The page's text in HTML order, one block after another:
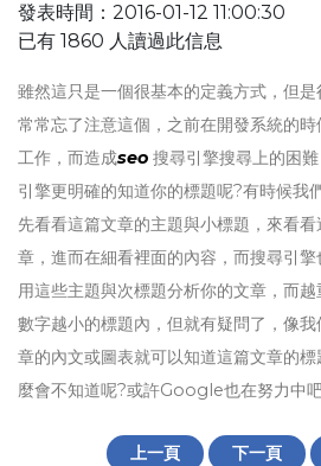
發表時間：2016-01-12 11:00:30
已有 1860 人讀過此信息
雖然這只是一個很基本的定義方式，但
常常忘了注意這個，之前在開發系統的
工作，而造成seo 搜尋引擎搜尋上的困
引擎更明確的知道你的標題呢?有時候我
先看看這篇文章的主題與小標題，來看
章，進而在細看裡面的內容，而搜尋引
用這些主題與次標題分析你的文章，而
數字越小的標題內，但就有疑問了，像
章的內文或圖表就可以知道這篇文章的
麼會不知道呢?或許Google也在努力中吧
上一頁 下一頁